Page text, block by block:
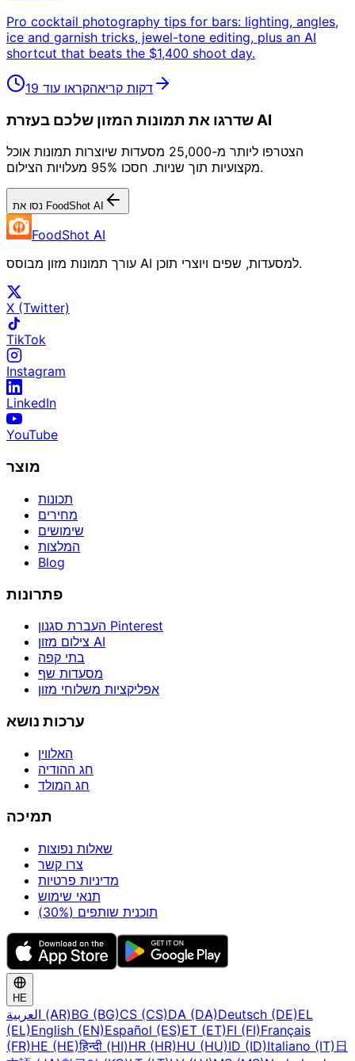
Pro cocktail photography tips for bars: lighting, angles,
ice and garnish tricks, jewel-tone editing, plus an AI
shortcut that beats the $1,400 shoot day.
19 דקות קריאהקראו עוד
שדרגו את תמונות המזון שלכם בעזרת AI
הצטרפו ליותר מ-25,000 מסעדות שיוצרות תמונות אוכל
מקצועיות תוך שניות. חסכו 95% מעלויות הצילום.
נסו את FoodShot AI
FoodShot AI
עורך תמונות מזון מבוסס AI למסעדות, שפים ויוצרי תוכן.
X (Twitter)
TikTok
Instagram
LinkedIn
YouTube
מוצר
תכונות
מחירים
שימושים
המלצות
Blog
פתרונות
העברת סגנון Pinterest
צילום מזון AI
בתי קפה
מסעדות שף
אפליקציות משלוחי מזון
ערכות נושא
האלווין
חג ההודיה
חג המולד
תמיכה
שאלות נפוצות
צרו קשר
מדיניות פרטיות
תנאי שימוש
תוכנית שותפים (30%)
HE
العربية (AR)BG (BG)CS (CS)DA (DA)Deutsch (DE)EL
(EL)English (EN)Español (ES)ET (ET)FI (FI)Français
(FR)HE (HE)हिन्दी (HI)HR (HR)HU (HU)ID (ID)Italiano (IT) 日